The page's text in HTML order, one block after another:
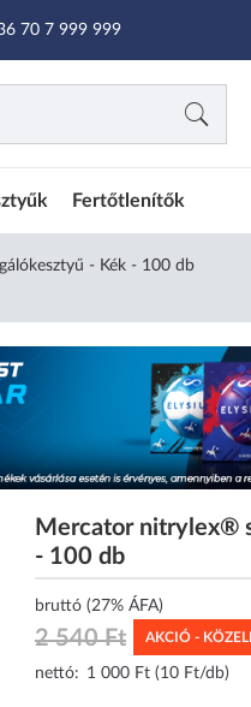
70 7 999 999
Fertőtlenítők
- Kék - 100 db
Mercator nitrylex®
- 100 db
bruttó (27% ÁFA)
2 540 Ft AKCIÓ -
nettó: 1 000 Ft (10 Ft/db)